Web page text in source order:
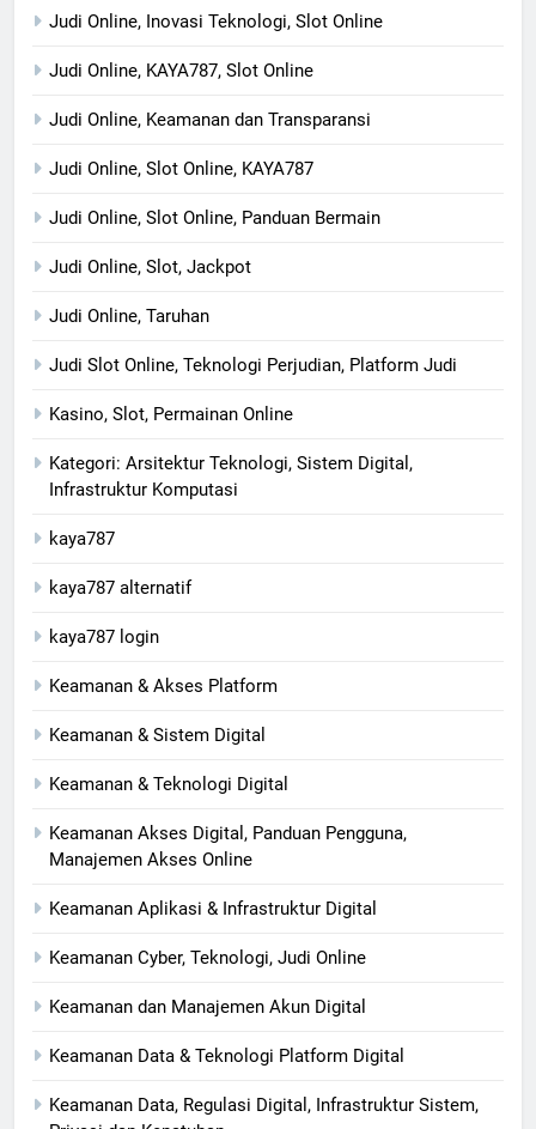
Judi Online, Inovasi Teknologi, Slot Online
Judi Online, KAYA787, Slot Online
Judi Online, Keamanan dan Transparansi
Judi Online, Slot Online, KAYA787
Judi Online, Slot Online, Panduan Bermain
Judi Online, Slot, Jackpot
Judi Online, Taruhan
Judi Slot Online, Teknologi Perjudian, Platform Judi
Kasino, Slot, Permainan Online
Kategori: Arsitektur Teknologi, Sistem Digital,
Infrastruktur Komputasi
kaya787
kaya787 alternatif
kaya787 login
Keamanan & Akses Platform
Keamanan & Sistem Digital
Keamanan & Teknologi Digital
Keamanan Akses Digital, Panduan Pengguna,
Manajemen Akses Online
Keamanan Aplikasi & Infrastruktur Digital
Keamanan Cyber, Teknologi, Judi Online
Keamanan dan Manajemen Akun Digital
Keamanan Data & Teknologi Platform Digital
Keamanan Data, Regulasi Digital, Infrastruktur Sistem,